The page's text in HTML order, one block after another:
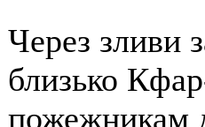
Через зливи
близько
пожежникам